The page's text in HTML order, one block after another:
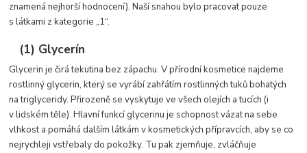
znamená nejhorší hodnocení). Naší snahou bylo pracovat pouze
s látkami z kategorie „1“.
(1) Glycerín
Glycerin je čirá tekutina bez zápachu. V přírodní kosmetice najdeme
rostlinný glycerin, který se vyrábí zahřátím rostlinných tuků bohatých
na triglyceridy. Přirozeně se vyskytuje ve všech olejích a tucích (i
v lidském těle). Hlavní funkcí glycerinu je schopnost vázat na sebe
vlhkost a pomáhá dalším látkám v kosmetických přípravcích, aby se co
nejrychleji vstřebaly do pokožky. Tu pak zjemňuje, zvláčňuje